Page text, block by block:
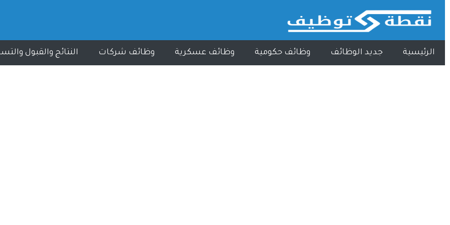
الرئيسية جديد الوظائف وظائف حكومية وظائف عسكرية وظائف شركات النتائج والقبول